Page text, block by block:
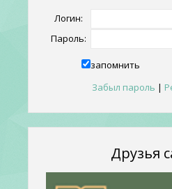
Логин:
Пароль:
запомнить
Забыл пароль |
Друзья